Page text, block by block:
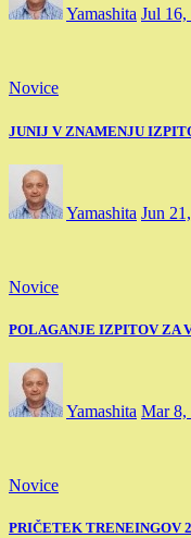
Yamashita Jul 16,
Novice
JUNIJ V ZNAMENJU
Yamashita Jun
Novice
POLAGANJE IZPITOV ZA
Yamashita Mar 8,
Novice
PRIČETEK TRENEINGOV